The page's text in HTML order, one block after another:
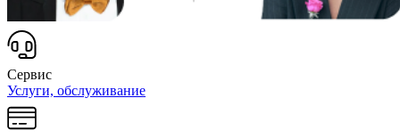
Сервис
Услуги, обслуживание